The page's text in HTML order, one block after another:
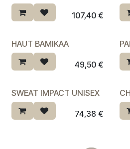
107,40€
Dernière chance ♡
HAUT BAMIKAA
49,50€
SWEAT IMPACT UNISEX
74,38 €